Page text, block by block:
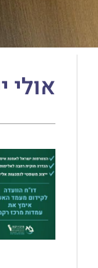
אולי